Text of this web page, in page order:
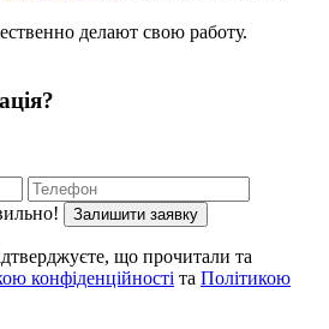
делают свою работу.
Залишити заявку
що прочитали та
конфіденційності та Політикою